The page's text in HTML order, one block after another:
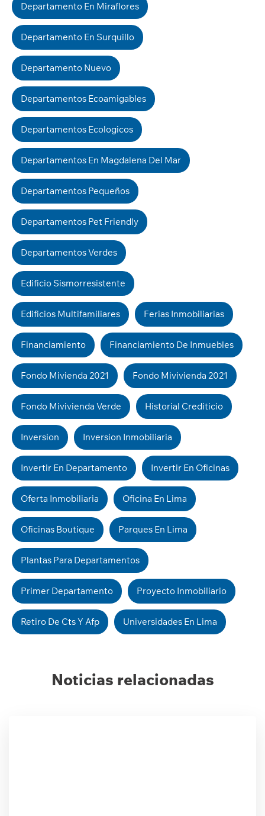
Departamento En Miraflores
Departamento En Surquillo
Departamento Nuevo
Departamentos Ecoamigables
Departamentos Ecologicos
Departamentos En Magdalena Del Mar
Departamentos Pequeños
Departamentos Pet Friendly
Departamentos Verdes
Edificio Sismorresistente
Edificios Multifamiliares Ferias Inmobiliarias
Financiamiento Financiamiento De Inmuebles
Fondo Mivienda 2021 Fondo Mivivienda 2021
Fondo Mivivienda Verde Historial Crediticio
Inversion Inversion Inmobiliaria
Invertir En Departamento Invertir En Oficinas
Oferta Inmobiliaria Oficina En Lima
Oficinas Boutique Parques En Lima
Plantas Para Departamentos
Primer Departamento Proyecto Inmobiliario
Retiro De Cts Y Afp Universidades En Lima
Noticias relacionadas